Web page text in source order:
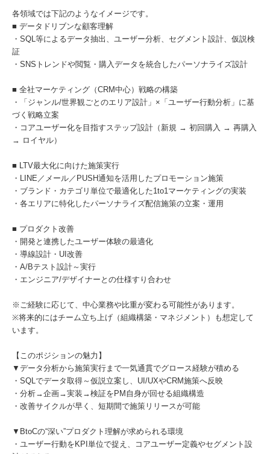
各領域では下記のようなイメージです。
■ データドリブンな顧客理解
・SQL等によるデータ抽出、ユーザー分析、セグメント設計、仮説検
証
・SNSトレンドや閲覧・購入データを統合したパーソナライズ設計
■ 全社マーケティング（CRM中心）戦略の構築
・「ジャンル/世界観ごとのエリア設計」×「ユーザー行動分析」に基
づく戦略立案
・コアユーザー化を目指すステップ設計（新規 → 初回購入 → 再購入
→ ロイヤル）
■ LTV最大化に向けた施策実行
・LINE／メール／PUSH通知を活用したプロモーション施策
・ブランド・カテゴリ単位で最適化した1to1マーケティングの実装
・各エリアに特化したパーソナライズ配信施策の立案・運用
■ プロダクト改善
・開発と連携したユーザー体験の最適化
・導線設計・UI改善
・A/Bテスト設計～実行
・エンジニア/デザイナーとの仕様すり合わせ
※ご経験に応じて、中心業務や比重が変わる可能性があります。
※将来的にはチーム立ち上げ（組織構築・マネジメント）も想定して
います。
【このポジションの魅力】
▼データ分析から施策実行まで一気通貫でグロース経験が積める
・SQLでデータ取得～仮説立案し、UI/UXやCRM施策へ反映
・分析→企画→実装→検証をPM自身が回せる組織構造
・改善サイクルが早く、短期間で施策リリースが可能
▼BtoCの“深い”プロダクト理解が求められる環境
・ユーザー行動をKPI単位で捉え、コアユーザー定義やセグメント設